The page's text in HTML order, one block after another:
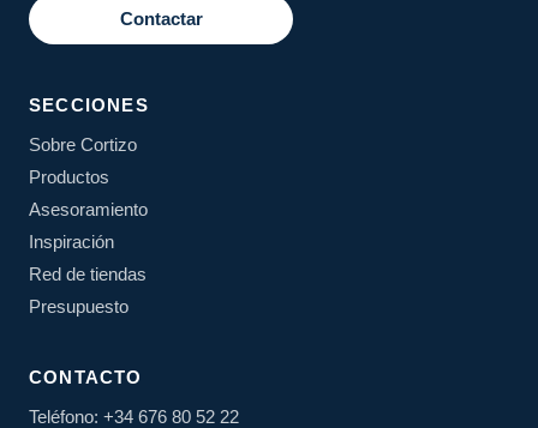
Contactar
SECCIONES
Sobre Cortizo
Productos
Asesoramiento
Inspiración
Red de tiendas
Presupuesto
CONTACTO
Teléfono: +34 676 80 52 22